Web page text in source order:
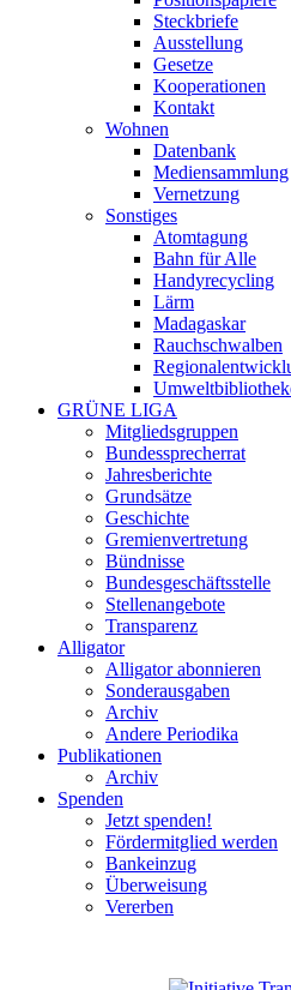
Steckbriefe
Ausstellung
Gesetze
Kooperationen
Kontakt
Wohnen
Datenbank
Mediensammlung
Vernetzung
Sonstiges
Atomtagung
Bahn für Alle
Handyrecycling
Lärm
Madagaskar
Rauchschwalben
GRÜNE LIGA
Mitgliedsgruppen
Bundessprecherrat
Jahresberichte
Grundsätze
Geschichte
Gremienvertretung
Bündnisse
Bundesgeschäftsstelle
Stellenangebote
Transparenz
Alligator
Alligator abonnieren
Sonderausgaben
Archiv
Andere Periodika
Publikationen
Archiv
Spenden
Jetzt spenden!
Fördermitglied werden
Bankeinzug
Überweisung
Vererben